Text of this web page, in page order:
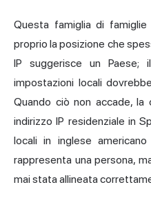
Questa famiglia di
proprio la posizione che
IP suggerisce un
impostazioni locali
Quando ciò non accade, la
indirizzo IP residenziale in
locali in inglese
rappresenta una persona,
mai stata allineata